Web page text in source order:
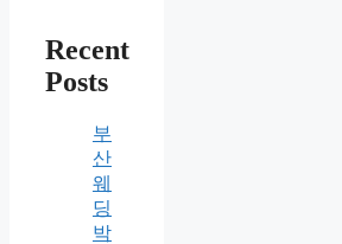
Recent
Posts
부
산
웨
딩
박